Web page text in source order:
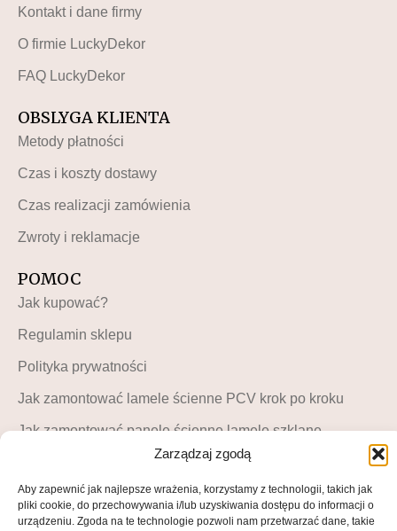
Zarządzaj zgodą
Aby zapewnić jak najlepsze wrażenia, korzystamy z technologii, takich jak
pliki cookie, do przechowywania i/lub uzyskiwania dostępu do informacji o
urządzeniu. Zgoda na te technologie pozwoli nam przetwarzać dane, takie
Kontakt i dane firmy
O firmie LuckyDekor
FAQ LuckyDekor
OBSLYGA KLIENTA
Metody płatności
Czas i koszty dostawy
Czas realizacji zamówienia
Zwroty i reklamacje
POMOC
Jak kupować?
Regulamin sklepu
Polityka prywatności
Jak zamontować lamele ścienne PCV krok po kroku
Jak zamontować panele ścienne lamele szklane –
instrukcja krok po kroku
MOJE KONTO
Moje konto